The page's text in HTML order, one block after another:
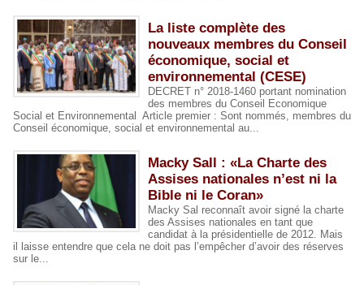
La liste complète des
nouveaux membres du Conseil
économique, social et
environnemental (CESE)
DECRET n° 2018-1460 portant nomination
des membres du Conseil Economique
Social et Environnemental Article premier : Sont nommés, membres du
Conseil économique, social et environnemental au...
Macky Sall : «La Charte des
Assises nationales n’est ni la
Bible ni le Coran»
Macky Sal reconnaît avoir signé la charte
des Assises nationales en tant que
candidat à la présidentielle de 2012. Mais
il laisse entendre que cela ne doit pas l’empêcher d’avoir des réserves
sur le...